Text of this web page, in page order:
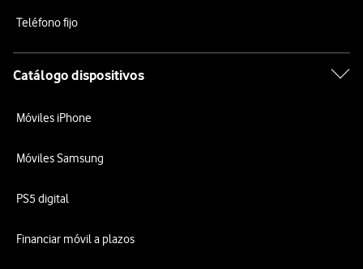
Teléfono fijo
Catálogo dispositivos
Móviles iPhone
Móviles Samsung
PS5 digital
Financiar móvil a plazos